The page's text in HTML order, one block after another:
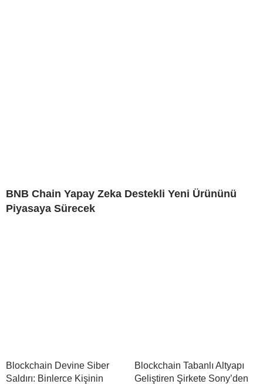
BNB Chain Yapay Zeka Destekli Yeni Ürününü
Piyasaya Sürecek
Blockchain Devine Siber
Saldırı: Binlerce Kişinin
Blockchain Tabanlı Altyapı
Geliştiren Şirkete Sony’den